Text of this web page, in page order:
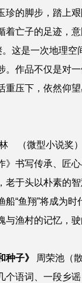
珍的脚步，踏上
着亡子的足迹，
。这是一次地理
。作品不仅是对
重压下，依然仰
林
（微型小说奖）
》书写传承、匠
老于头以朴素的
船“鱼翔”将成为
与渔村的记忆，驶
种子》 周荣池 （
个语词、一段乡